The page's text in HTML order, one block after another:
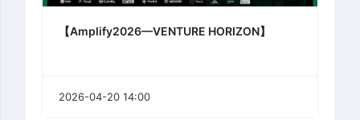
【Amplify2026—VENTURE HORIZON】
2026-04-20 14:00